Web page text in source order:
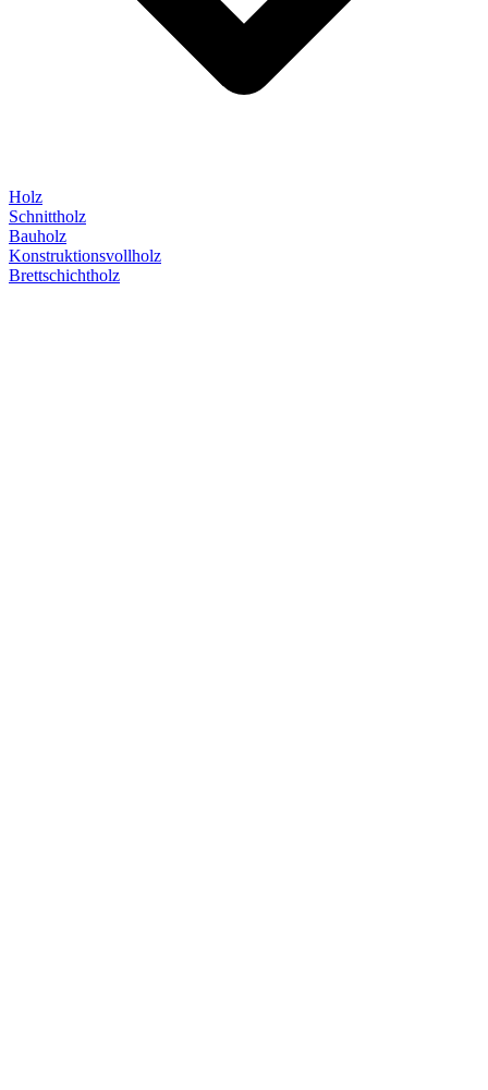
Holz
Schnittholz
Bauholz
Konstruktionsvollholz
Brettschichtholz